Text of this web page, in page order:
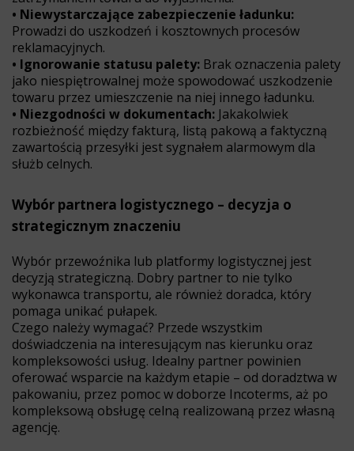
• Niewystarczające zabezpieczenie ładunku:
Prowadzi do uszkodzeń i kosztownych procesów
reklamacyjnych.
• Ignorowanie statusu palety: Brak oznaczenia palety
jako niespiętrowalnej może spowodować uszkodzenie
towaru przez umieszczenie na niej innego ładunku.
• Niezgodności w dokumentach: Jakakolwiek
rozbieżność między fakturą, listą pakową a faktyczną
zawartością przesyłki jest sygnałem alarmowym dla
służb celnych.
Wybór partnera logistycznego – decyzja o
strategicznym znaczeniu
Wybór przewoźnika lub platformy logistycznej jest
decyzją strategiczną. Dobry partner to nie tylko
wykonawca transportu, ale również doradca, który
pomaga unikać pułapek.
Czego należy wymagać? Przede wszystkim
doświadczenia na interesującym nas kierunku oraz
kompleksowości usług. Idealny partner powinien
oferować wsparcie na każdym etapie – od doradztwa w
pakowaniu, przez pomoc w doborze Incoterms, aż po
kompleksową obsługę celną realizowaną przez własną
agencję.